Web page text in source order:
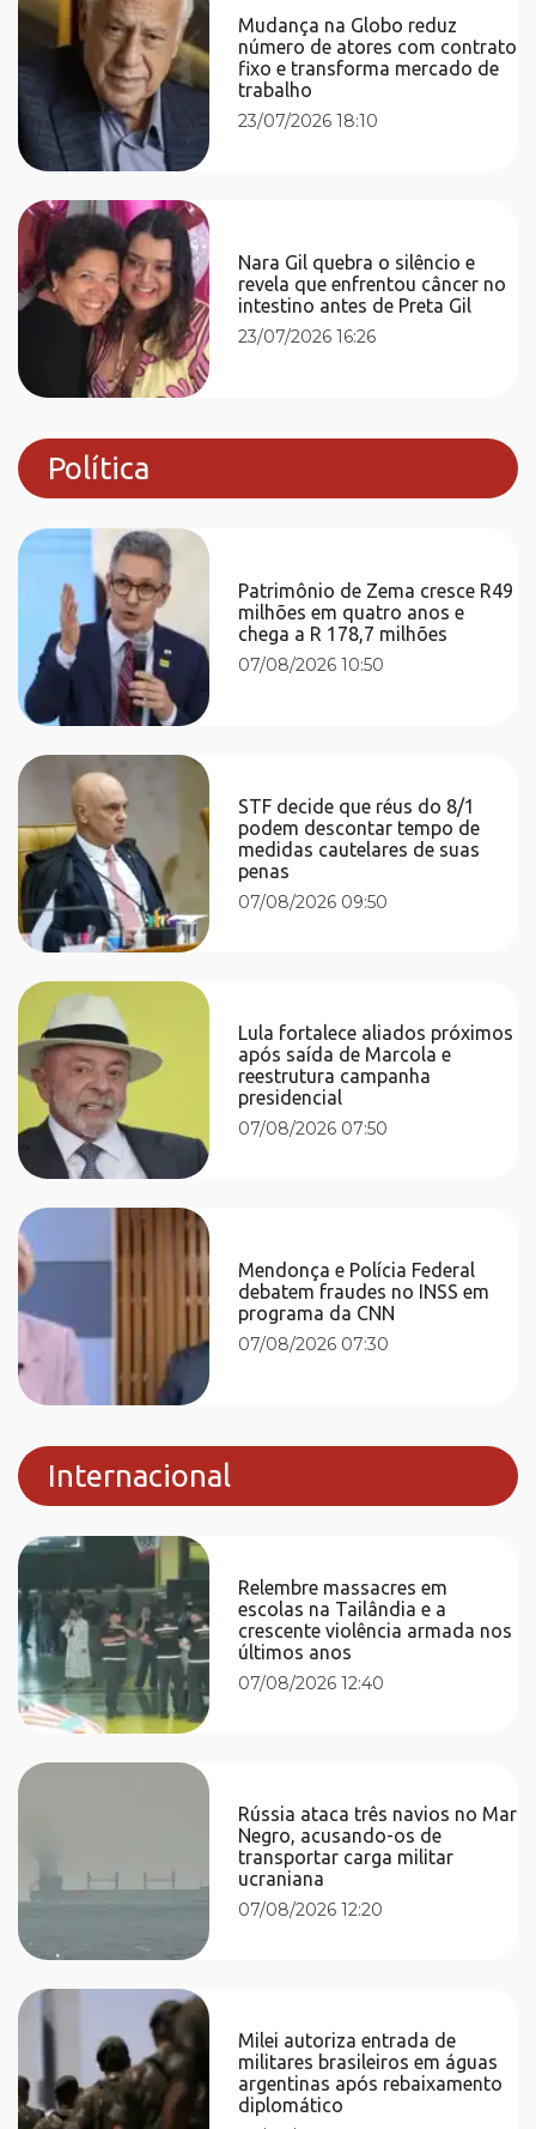
Mudança na Globo reduz
número de atores com contrato
fixo e transforma mercado de
trabalho
23/07/2026 18:10
Nara Gil quebra o silêncio e
revela que enfrentou câncer no
intestino antes de Preta Gil
23/07/2026 16:26
Política
Patrimônio de Zema cresce R49
milhões em quatro anos e
chega a R 178,7 milhões
07/08/2026 10:50
STF decide que réus do 8/1
podem descontar tempo de
medidas cautelares de suas
penas
07/08/2026 09:50
Lula fortalece aliados próximos
após saída de Marcola e
reestrutura campanha
presidencial
07/08/2026 07:50
Mendonça e Polícia Federal
debatem fraudes no INSS em
programa da CNN
07/08/2026 07:30
Internacional
Relembre massacres em
escolas na Tailândia e a
crescente violência armada nos
últimos anos
07/08/2026 12:40
Rússia ataca três navios no Mar
Negro, acusando-os de
transportar carga militar
ucraniana
07/08/2026 12:20
Milei autoriza entrada de
militares brasileiros em águas
argentinas após rebaixamento
diplomático